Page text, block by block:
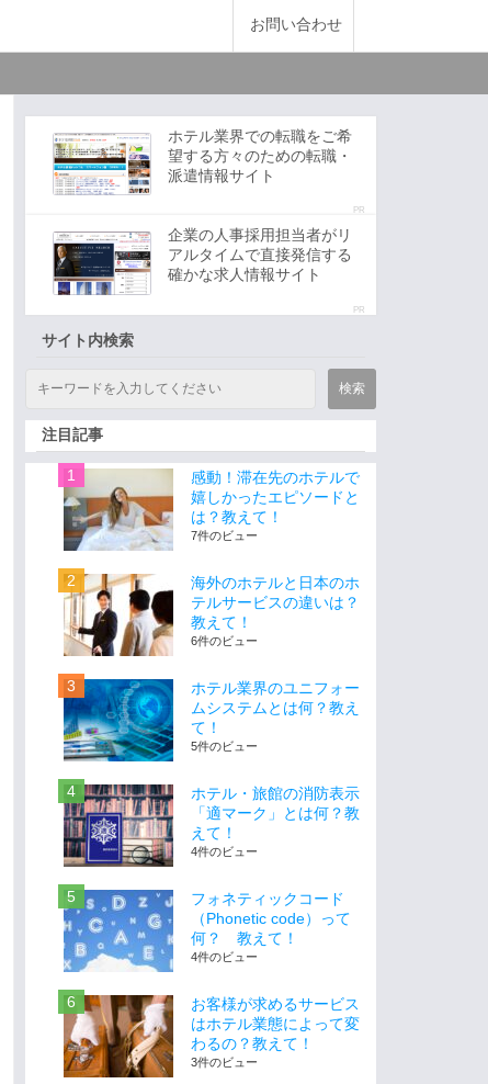
お問い合わせ
PR
ホテル業界での転職をご希
望する方々のための転職・
派遣情報サイト
PR
企業の人事採用担当者がリ
アルタイムで直接発信する
確かな求人情報サイト
サイト内検索
注目記事
感動！滞在先のホテルで
嬉しかったエピソードと
は？教えて！
7件のビュー
海外のホテルと日本のホ
テルサービスの違いは？
教えて！
6件のビュー
ホテル業界のユニフォー
ムシステムとは何？教え
て！
5件のビュー
ホテル・旅館の消防表示
「適マーク」とは何？教
えて！
4件のビュー
フォネティックコード
（Phonetic code）って
何？ 教えて！
4件のビュー
お客様が求めるサービス
はホテル業態によって変
わるの？教えて！
3件のビュー